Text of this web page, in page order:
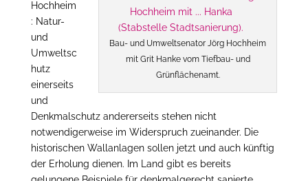
Bau- und Umweltsenator Jörg Hochheim
mit Grit Hanke vom Tiefbau- und
Grünflächenamt.
Hochheim
: Natur-
und
Umweltsc
hutz
einerseits
und
Denkmalschutz andererseits stehen nicht
notwendigerweise im Widerspruch zueinander. Die
historischen Wallanlagen sollen jetzt und auch künftig
der Erholung dienen. Im Land gibt es bereits